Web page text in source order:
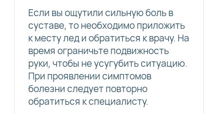
Если вы ощутили сильную боль в
суставе, то необходимо приложить
к месту лед и обратиться к врачу. На
время ограничьте подвижность
руки, чтобы не усугубить ситуацию.
При проявлении симптомов
болезни следует повторно
обратиться к специалисту.